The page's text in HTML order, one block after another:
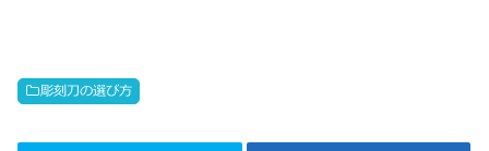
彫刻刀の選び方